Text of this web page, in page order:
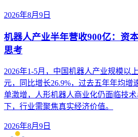
2026年8月9日
机器人产业半年营收900亿：资
思考
2026年1-5月，中国机器人产业规模以
元，同比增长26.9%，过去五年年均增
单激增，人形机器人商业化仍面临技
下，行业需聚焦真实经济价值。
2026年8月9日